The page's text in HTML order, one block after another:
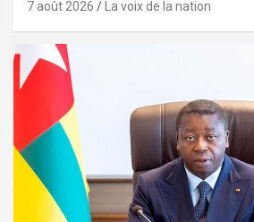
7 août 2026 La voix de la nation